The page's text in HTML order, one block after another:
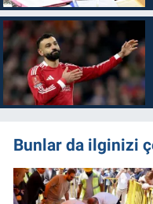
Bunlar da ilginizi